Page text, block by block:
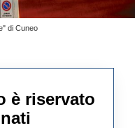
di Cuneo
è riservato